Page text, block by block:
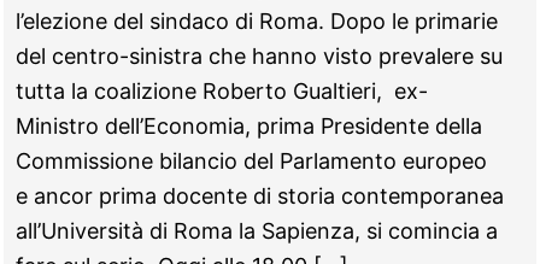
l’elezione del sindaco di Roma. Dopo le primarie
del centro-sinistra che hanno visto prevalere su
tutta la coalizione Roberto Gualtieri, ex-
Ministro dell’Economia, prima Presidente della
Commissione bilancio del Parlamento europeo
e ancor prima docente di storia contemporanea
all’Università di Roma la Sapienza, si comincia a